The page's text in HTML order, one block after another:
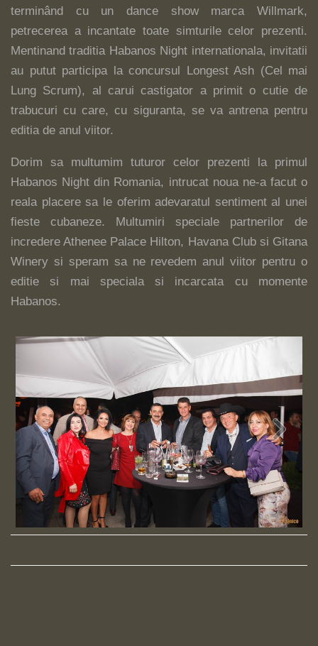
terminând cu un dance show marca Willmark,
petrecerea a incantate toate simturile celor prezenti.
Mentinand traditia Habanos Night internationala, invitatii
au putut participa la concursul Longest Ash (Cel mai
Lung Scrum), al carui castigator a primit o cutie de
trabucuri cu care, cu siguranta, se va antrena pentru
editia de anul viitor.
Dorim sa multumim tuturor celor prezenti la primul
Habanos Night din Romania, intrucat noua ne-a facut o
reala placere sa le oferim adevaratul sentiment al unei
fieste cubaneze. Multumiri speciale partnerilor de
incredere Athenee Palace Hilton, Havana Club si Gitana
Winery si speram sa ne revedem anul viitor pentru o
editie si mai speciala si incarcata cu momente
Habanos.